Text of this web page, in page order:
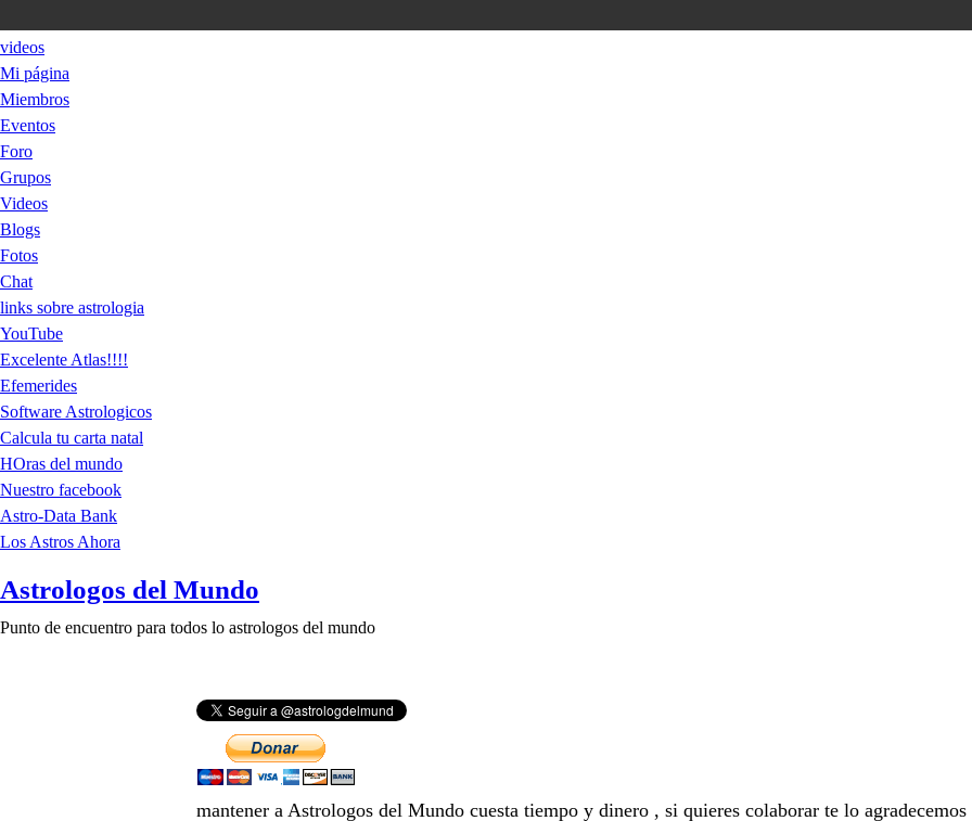
videos
Mi página
Miembros
Eventos
Foro
Grupos
Videos
Blogs
Fotos
Chat
links sobre astrologia
YouTube
Excelente Atlas!!!!
Efemerides
Software Astrologicos
Calcula tu carta natal
HOras del mundo
Nuestro facebook
Astro-Data Bank
Los Astros Ahora
Astrologos del Mundo
Punto de encuentro para todos lo astrologos del mundo
mantener a Astrologos del Mundo cuesta tiempo y dinero , si quieres colaborar te lo